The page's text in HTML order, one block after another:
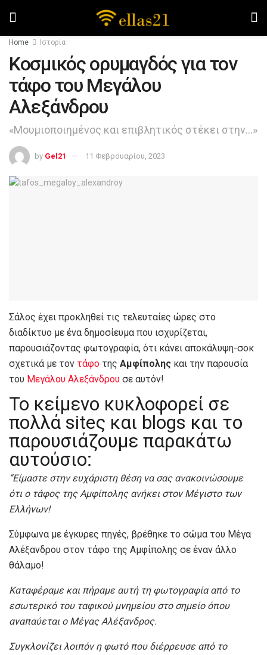
Home Ιστορία
Κοσμικός ορυμαγδός για τον
τάφο του Μεγάλου
Αλεξάνδρου
«Μουμιοποιημένος και επιβλητικός στέκει στην…»
by Gel21 11 Φεβρουαρίου, 2023
Σάλος έχει προκληθεί τις τελευταίες ώρες στο
διαδίκτυο με ένα δημοσίευμα που ισχυρίζεται,
παρουσιάζοντας φωτογραφία, ότι κάνει αποκάλυψη-σοκ
σχετικά με τον τάφο της Αμφίπολης και την παρουσία
του Μεγάλου Αλεξάνδρου σε αυτόν!
Το κείμενο κυκλοφορεί σε
πολλά siteς και blogs και το
παρουσιάζουμε παρακάτω
αυτούσιο:
“Είμαστε στην ευχάριστη θέση να σας ανακοινώσουμε
ότι ο τάφος της Αμφίπολης ανήκει στον Μέγιστο των
Ελλήνων!
Σύμφωνα με έγκυρες πηγές, βρέθηκε το σώμα του Μέγα
Αλέξανδρου στον τάφο της Αμφίπολης σε έναν άλλο
θάλαμο!
Καταφέραμε και πήραμε αυτή τη φωτογραφία από το
εσωτερικό του ταφικού μνημείου στο σημείο όπου
αναπαύεται ο Μέγας Αλέξανδρος.
Συγκλονίζει λοιπόν η φωτό που διέρρευσε από το